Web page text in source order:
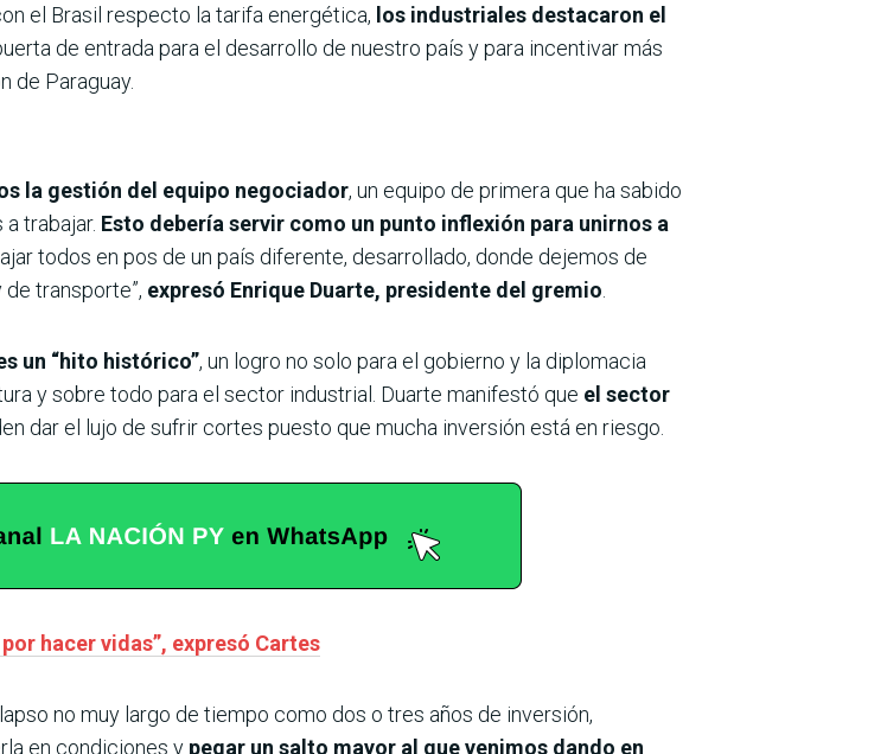
el Brasil respecto la tarifa energética, los industriales destacaron el
de entrada para el desarrollo de nuestro país y para incentivar más
de Paraguay.
la gestión del equipo negociador, un equipo de primera que ha sabido
trabajar. Esto debería servir como un punto inflexión para unirnos a
todos en pos de un país diferente, desarrollado, donde dejemos de
transporte”, expresó Enrique Duarte, presidente del gremio
un “hito histórico”, un logro no solo para el gobierno y la diplomacia
y sobre todo para el sector industrial. Duarte manifestó que el sector
dar el lujo de sufrir cortes puesto que mucha inversión está en riesgo.
hacer vidas”, expresó Cartes
no muy largo de tiempo como dos o tres años de inversión,
en condiciones y pegar un salto mayor al que venimos dando en